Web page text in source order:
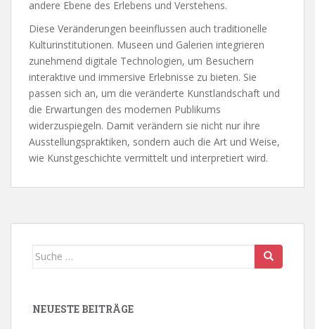
andere Ebene des Erlebens und Verstehens.
Diese Veränderungen beeinflussen auch traditionelle
Kulturinstitutionen. Museen und Galerien integrieren
zunehmend digitale Technologien, um Besuchern
interaktive und immersive Erlebnisse zu bieten. Sie
passen sich an, um die veränderte Kunstlandschaft und
die Erwartungen des modernen Publikums
widerzuspiegeln. Damit verändern sie nicht nur ihre
Ausstellungspraktiken, sondern auch die Art und Weise,
wie Kunstgeschichte vermittelt und interpretiert wird.
Suche
NEUESTE BEITRÄGE